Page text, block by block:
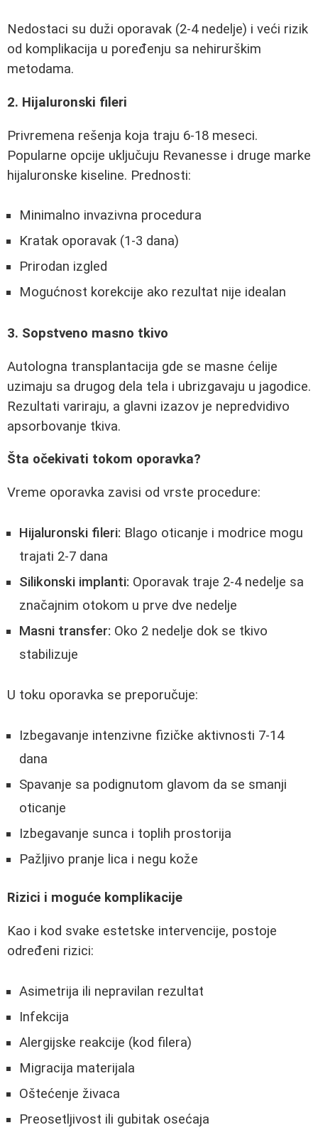
Nedostaci su duži oporavak (2-4 nedelje) i veći rizik
od komplikacija u poređenju sa nehirurškim
metodama.
2. Hijaluronski fileri
Privremena rešenja koja traju 6-18 meseci.
Popularne opcije uključuju Revanesse i druge marke
hijaluronske kiseline. Prednosti:
Minimalno invazivna procedura
Kratak oporavak (1-3 dana)
Prirodan izgled
Mogućnost korekcije ako rezultat nije idealan
3. Sopstveno masno tkivo
Autologna transplantacija gde se masne ćelije
uzimaju sa drugog dela tela i ubrizgavaju u jagodice.
Rezultati variraju, a glavni izazov je nepredvidivo
apsorbovanje tkiva.
Šta očekivati tokom oporavka?
Vreme oporavka zavisi od vrste procedure:
Hijaluronski fileri: Blago oticanje i modrice mogu
trajati 2-7 dana
Silikonski implanti: Oporavak traje 2-4 nedelje sa
značajnim otokom u prve dve nedelje
Masni transfer: Oko 2 nedelje dok se tkivo
stabilizuje
U toku oporavka se preporučuje:
Izbegavanje intenzivne fizičke aktivnosti 7-14
dana
Spavanje sa podignutom glavom da se smanji
oticanje
Izbegavanje sunca i toplih prostorija
Pažljivo pranje lica i negu kože
Rizici i moguće komplikacije
Kao i kod svake estetske intervencije, postoje
određeni rizici:
Asimetrija ili nepravilan rezultat
Infekcija
Alergijske reakcije (kod filera)
Migracija materijala
Oštećenje živaca
Preosetljivost ili gubitak osećaja